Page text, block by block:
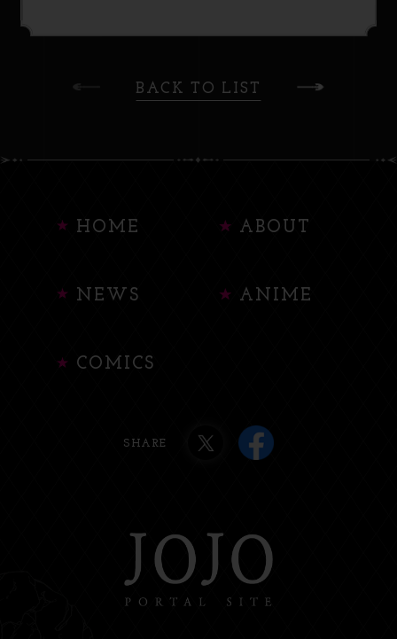
BACK TO LIST
HOME ABOUT
NEWS ANIME
COMICS
SHARE